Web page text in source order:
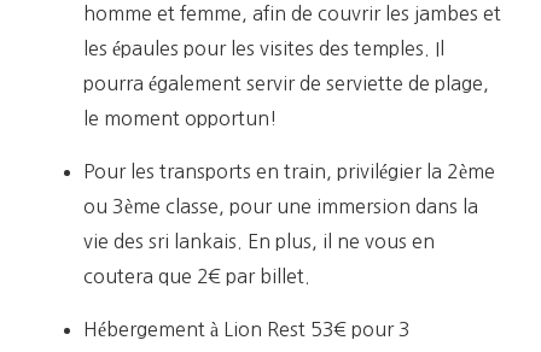
homme et femme, afin de couvrir les jambes et
les épaules pour les visites des temples. Il
pourra également servir de serviette de plage,
le moment opportun!
Pour les transports en train, privilégier la 2ème
ou 3ème classe, pour une immersion dans la
vie des sri lankais. En plus, il ne vous en
coutera que 2€ par billet.
Hébergement à Lion Rest 53€ pour 3